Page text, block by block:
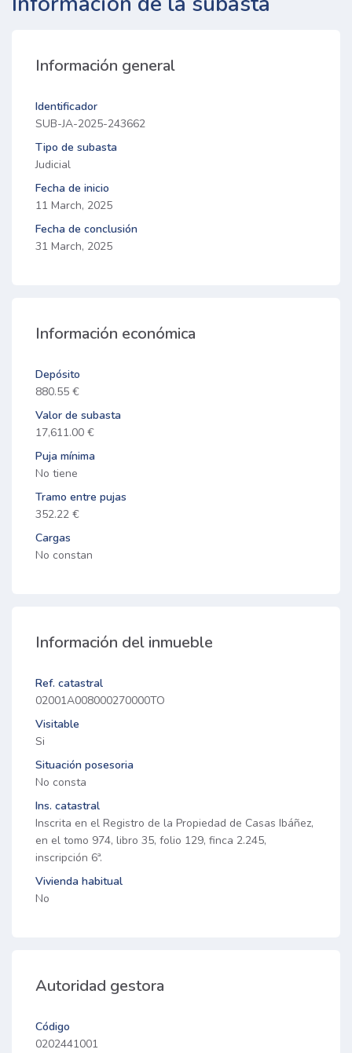
Información general
Identificador
SUB-JA-2025-243662
Tipo de subasta
Judicial
Fecha de inicio
11 March, 2025
Fecha de conclusión
31 March, 2025
Información económica
Depósito
880.55 €
Valor de subasta
17,611.00 €
Puja mínima
No tiene
Tramo entre pujas
352.22 €
Cargas
No constan
Información del inmueble
Ref. catastral
02001A008000270000TO
Visitable
Si
Situación posesoria
No consta
Ins. catastral
Inscrita en el Registro de la Propiedad de Casas Ibáñez,
en el tomo 974, libro 35, folio 129, finca 2.245,
inscripción 6ª.
Vivienda habitual
No
Autoridad gestora
Código
0202441001